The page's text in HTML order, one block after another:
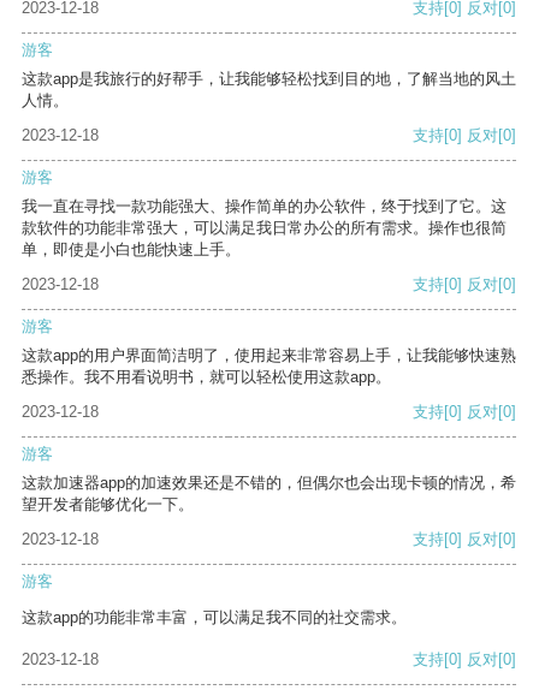
2023-12-18 支持[0] 反对[0]
游客
这款app是我旅行的好帮手，让我能够轻松找到目的地，了解当地的风土
人情。
2023-12-18
支持[0] 反对[0]
游客
我一直在寻找一款功能强大、操作简单的办公软件，终于找到了它。这
款软件的功能非常强大，可以满足我日常办公的所有需求。操作也很简
单，即使是小白也能快速上手。
2023-12-18
支持[0] 反对[0]
游客
这款app的用户界面简洁明了，使用起来非常容易上手，让我能够快速熟
悉操作。我不用看说明书，就可以轻松使用这款app。
2023-12-18
支持[0] 反对[0]
游客
这款加速器app的加速效果还是不错的，但偶尔也会出现卡顿的情况，希
望开发者能够优化一下。
2023-12-18
支持[0] 反对[0]
游客
这款app的功能非常丰富，可以满足我不同的社交需求。
2023-12-18 支持[0] 反对[0]